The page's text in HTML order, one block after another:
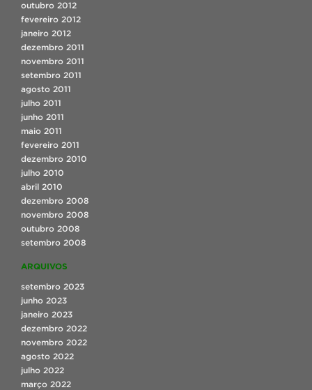
outubro 2012
fevereiro 2012
janeiro 2012
dezembro 2011
novembro 2011
setembro 2011
agosto 2011
julho 2011
junho 2011
maio 2011
fevereiro 2011
dezembro 2010
julho 2010
abril 2010
dezembro 2008
novembro 2008
outubro 2008
setembro 2008
ARQUIVOS
setembro 2023
junho 2023
janeiro 2023
dezembro 2022
novembro 2022
agosto 2022
julho 2022
março 2022